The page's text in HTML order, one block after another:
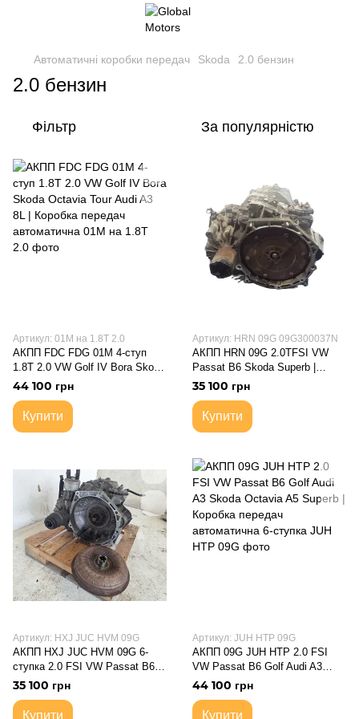
Автоматичні коробки передач Skoda 2.0 бензин
2.0 бензин
Фільтр За популярністю
Артикул: 01M на 1.8T 2.0
АКПП FDC FDG 01M 4-ступ
1.8T 2.0 VW Golf IV Bora Skoda
Octavia Tour Audi A3 8L |
Коробка передач автоматична
44 100 грн
Купити
Артикул: HRN 09G 09G300037N
АКПП HRN 09G 2.0TFSI VW
Passat B6 Skoda Superb |
09G300037N Коробка передач
автоматична 6-ступка Aisin
35 100 грн
Купити
Артикул: HXJ JUC HVM 09G
АКПП HXJ JUC HVM 09G 6-
ступка 2.0 FSI VW Passat B6
Golf Skoda Superb | Коробка
передач автоматична
35 100 грн
Купити
Артикул: JUH HTP 09G
АКПП 09G JUH HTP 2.0 FSI
VW Passat B6 Golf Audi A3
Skoda Octavia A5 Superb |
Коробка передач автоматична
6-ступка
44 100 грн
Купити